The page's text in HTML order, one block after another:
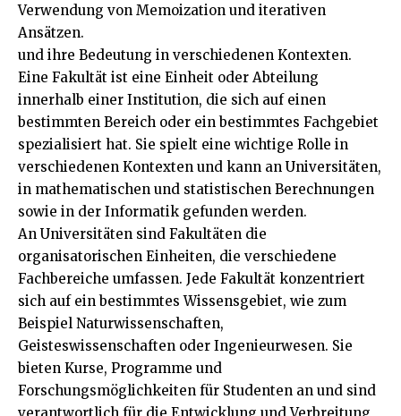
Verwendung von Memoization und iterativen
Ansätzen.
und ihre Bedeutung in verschiedenen Kontexten.
Eine Fakultät ist eine Einheit oder Abteilung
innerhalb einer Institution, die sich auf einen
bestimmten Bereich oder ein bestimmtes Fachgebiet
spezialisiert hat. Sie spielt eine wichtige Rolle in
verschiedenen Kontexten und kann an Universitäten,
in mathematischen und statistischen Berechnungen
sowie in der Informatik gefunden werden.
An Universitäten sind Fakultäten die
organisatorischen Einheiten, die verschiedene
Fachbereiche umfassen. Jede Fakultät konzentriert
sich auf ein bestimmtes Wissensgebiet, wie zum
Beispiel Naturwissenschaften,
Geisteswissenschaften oder Ingenieurwesen. Sie
bieten Kurse, Programme und
Forschungsmöglichkeiten für Studenten an und sind